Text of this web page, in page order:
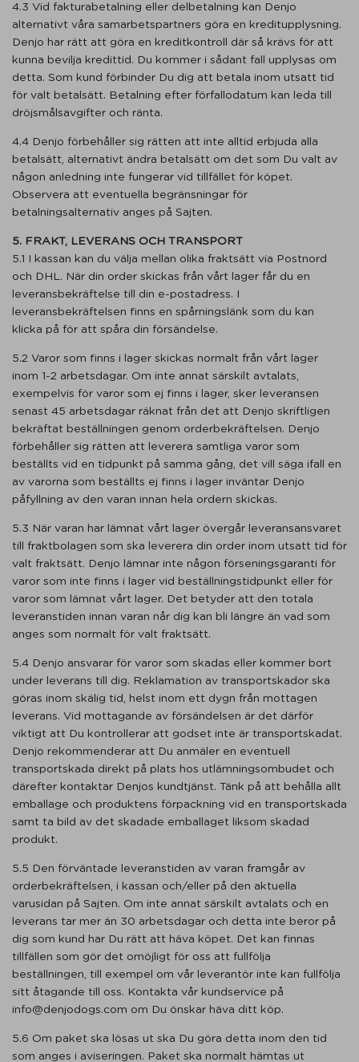
4.3 Vid fakturabetalning eller delbetalning kan Denjo
alternativt våra samarbetspartners göra en kreditupplysning.
Denjo har rätt att göra en kreditkontroll där så krävs för att
kunna bevilja kredittid. Du kommer i sådant fall upplysas om
detta. Som kund förbinder Du dig att betala inom utsatt tid
för valt betalsätt. Betalning efter förfallodatum kan leda till
dröjsmålsavgifter och ränta.
4.4 Denjo förbehåller sig rätten att inte alltid erbjuda alla
betalsätt, alternativt ändra betalsätt om det som Du valt av
någon anledning inte fungerar vid tillfället för köpet.
Observera att eventuella begränsningar för
betalningsalternativ anges på Sajten.
5. FRAKT, LEVERANS OCH TRANSPORT
5.1 I kassan kan du välja mellan olika fraktsätt via Postnord
och DHL. När din order skickas från vårt lager får du en
leveransbekräftelse till din e-postadress. I
leveransbekräftelsen finns en spårningslänk som du kan
klicka på för att spåra din försändelse.
5.2 Varor som finns i lager skickas normalt från vårt lager
inom 1-2 arbetsdagar. Om inte annat särskilt avtalats,
exempelvis för varor som ej finns i lager, sker leveransen
senast 45 arbetsdagar räknat från det att Denjo skriftligen
bekräftat beställningen genom orderbekräftelsen. Denjo
förbehåller sig rätten att leverera samtliga varor som
beställts vid en tidpunkt på samma gång, det vill säga ifall en
av varorna som beställts ej finns i lager inväntar Denjo
påfyllning av den varan innan hela ordern skickas.
5.3 När varan har lämnat vårt lager övergår leveransansvaret
till fraktbolagen som ska leverera din order inom utsatt tid för
valt fraktsätt. Denjo lämnar inte någon förseningsgaranti för
varor som inte finns i lager vid beställningstidpunkt eller för
varor som lämnat vårt lager. Det betyder att den totala
leveranstiden innan varan når dig kan bli längre än vad som
anges som normalt för valt fraktsätt.
5.4 Denjo ansvarar för varor som skadas eller kommer bort
under leverans till dig. Reklamation av transportskador ska
göras inom skälig tid, helst inom ett dygn från mottagen
leverans. Vid mottagande av försändelsen är det därför
viktigt att Du kontrollerar att godset inte är transportskadat.
Denjo rekommenderar att Du anmäler en eventuell
transportskada direkt på plats hos utlämningsombudet och
därefter kontaktar Denjos kundtjänst. Tänk på att behålla allt
emballage och produktens förpackning vid en transportskada
samt ta bild av det skadade emballaget liksom skadad
produkt.
5.5 Den förväntade leveranstiden av varan framgår av
orderbekräftelsen, i kassan och/eller på den aktuella
varusidan på Sajten. Om inte annat särskilt avtalats och en
leverans tar mer än 30 arbetsdagar och detta inte beror på
dig som kund har Du rätt att häva köpet. Det kan finnas
tillfällen som gör det omöjligt för oss att fullfölja
beställningen, till exempel om vår leverantör inte kan fullfölja
sitt åtagande till oss. Kontakta vår kundservice på
info@denjodogs.com om Du önskar häva ditt köp.
5.6 Om paket ska lösas ut ska Du göra detta inom den tid
som anges i aviseringen. Paket ska normalt hämtas ut